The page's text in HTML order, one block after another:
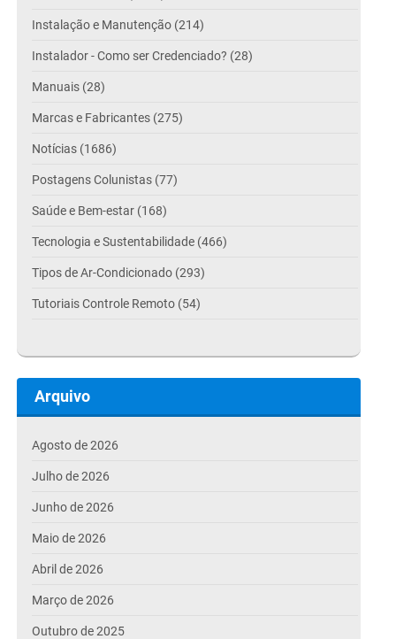
Instalação e Manutenção (214)
Instalador - Como ser Credenciado? (28)
Manuais (28)
Marcas e Fabricantes (275)
Notícias (1686)
Postagens Colunistas (77)
Saúde e Bem-estar (168)
Tecnologia e Sustentabilidade (466)
Tipos de Ar-Condicionado (293)
Tutoriais Controle Remoto (54)
Arquivo
Agosto de 2026
Julho de 2026
Junho de 2026
Maio de 2026
Abril de 2026
Março de 2026
Outubro de 2025